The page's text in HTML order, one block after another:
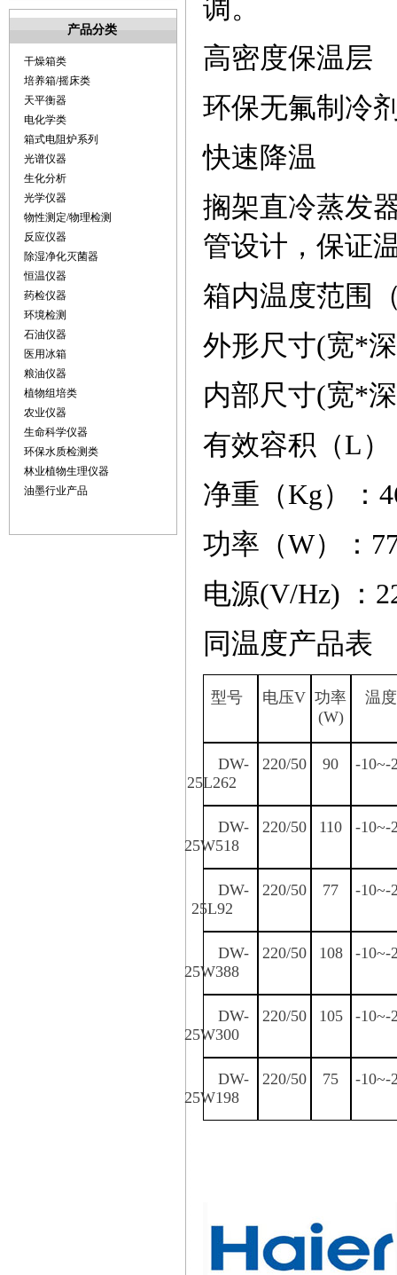
产品分类
干燥箱类
培养箱/摇床类
天平衡器
电化学类
箱式电阻炉系列
光谱仪器
生化分析
光学仪器
物性测定/物理检测
反应仪器
除湿净化灭菌器
恒温仪器
药检仪器
环境检测
石油仪器
医用冰箱
粮油仪器
植物组培类
农业仪器
生命科学仪器
环保水质检测类
林业植物生理仪器
油墨行业产品
调。
高密度保温层
环保无氟制冷
快速降温
搁架直冷蒸发
管设计，保证
箱内温度范围
外形尺寸(宽*深
内部尺寸(宽*深
有效容积（L）
净重（Kg） ：
功率（W） ：
电源(V/Hz) ：
同温度产品表
型号 电压V 功率
(W)
温度
DW-
25L262
220/50 90 -10~-
DW-
25W518
220/50 110 -10~-
DW-
25L92
220/50 77 -10~-
DW-
25W388
220/50 108 -10~-
DW-
25W300
220/50 105 -10~-
DW-
25W198
220/50 75 -10~-